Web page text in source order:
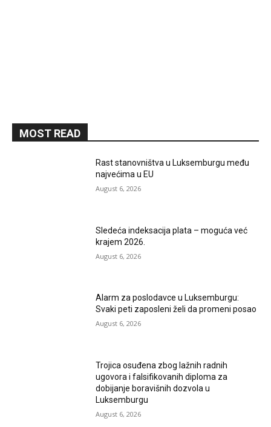
MOST READ
Rast stanovništva u Luksemburgu među
najvećima u EU
August 6, 2026
Sledeća indeksacija plata – moguća već
krajem 2026.
August 6, 2026
Alarm za poslodavce u Luksemburgu:
Svaki peti zaposleni želi da promeni posao
August 6, 2026
Trojica osuđena zbog lažnih radnih
ugovora i falsifikovanih diploma za
dobijanje boravišnih dozvola u
Luksemburgu
August 6, 2026